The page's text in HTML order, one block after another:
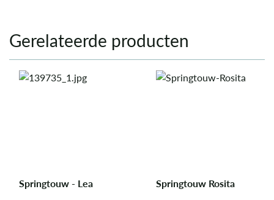
Gerelateerde producten
Springtouw - Lea Springtouw Rosita